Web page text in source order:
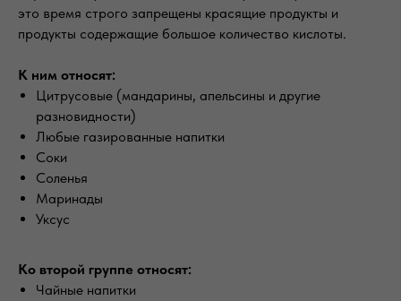
это время строго запрещены красящие продукты и
продукты содержащие большое количество кислоты.
К ним относят:
Цитрусовые (мандарины, апельсины и другие
разновидности)
Любые газированные напитки
Соки
Соленья
Маринады
Уксус
Ко второй группе относят:
Чайные напитки